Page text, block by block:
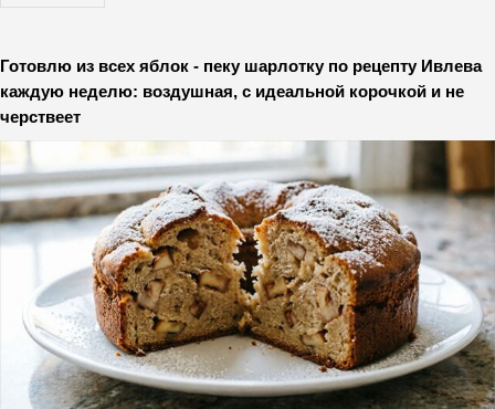
Готовлю из всех яблок - пеку шарлотку по рецепту Ивлева
каждую неделю: воздушная, с идеальной корочкой и не
черствеет